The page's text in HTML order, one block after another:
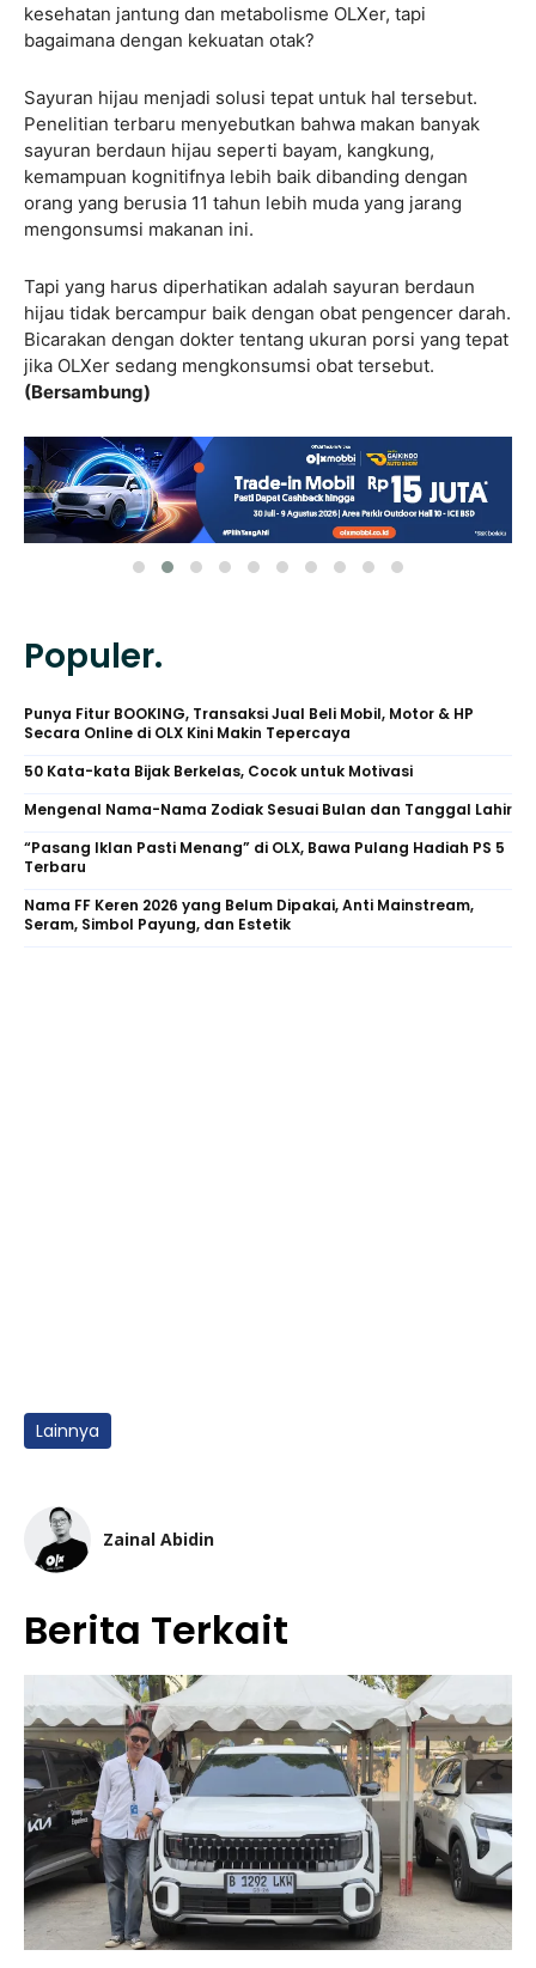
kesehatan jantung dan metabolisme OLXer, tapi
bagaimana dengan kekuatan otak?
Sayuran hijau menjadi solusi tepat untuk hal tersebut.
Penelitian terbaru menyebutkan bahwa makan banyak
sayuran berdaun hijau seperti bayam, kangkung,
kemampuan kognitifnya lebih baik dibanding dengan
orang yang berusia 11 tahun lebih muda yang jarang
mengonsumsi makanan ini.
Tapi yang harus diperhatikan adalah sayuran berdaun
hijau tidak bercampur baik dengan obat pengencer darah.
Bicarakan dengan dokter tentang ukuran porsi yang tepat
jika OLXer sedang mengkonsumsi obat tersebut.
(Bersambung)
Populer.
Punya Fitur BOOKING, Transaksi Jual Beli Mobil, Motor & HP
Secara Online di OLX Kini Makin Tepercaya
50 Kata-kata Bijak Berkelas, Cocok untuk Motivasi
Mengenal Nama-Nama Zodiak Sesuai Bulan dan Tanggal Lahir
“Pasang Iklan Pasti Menang” di OLX, Bawa Pulang Hadiah PS 5
Terbaru
Nama FF Keren 2026 yang Belum Dipakai, Anti Mainstream,
Seram, Simbol Payung, dan Estetik
Lainnya
Zainal Abidin
Berita Terkait